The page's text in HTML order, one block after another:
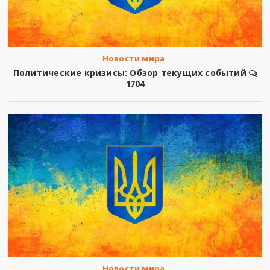
Новости мира
Политические кризисы: Обзор текущих событий
1704